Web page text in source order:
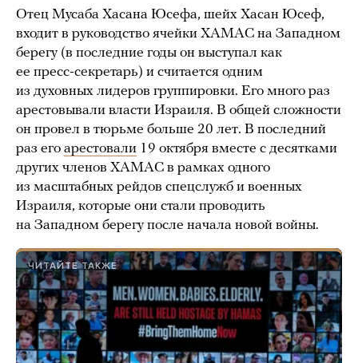
Отец Мусаба Хасана Юсефа, шейх Хасан Юсеф,
входит в руководство ячейки ХАМАС на Западном
берегу (в последние годы он выступал как
ее пресс-секретарь) и считается одним
из духовных лидеров группировки. Его много раз
арестовывали власти Израиля. В общей сложности
он провел в тюрьме больше 20 лет. В последний
раз его арестовали 19 октября вместе с десятками
других членов ХАМАС в рамках одного
из масштабных рейдов спецслужб и военных
Израиля, которые они стали проводить
на Западном берегу после начала новой войны.
ЧИТАЙТЕ ТАКЖЕ